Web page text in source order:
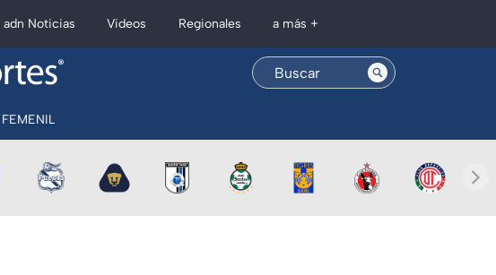
adn Noticias Videos Regionales a más +